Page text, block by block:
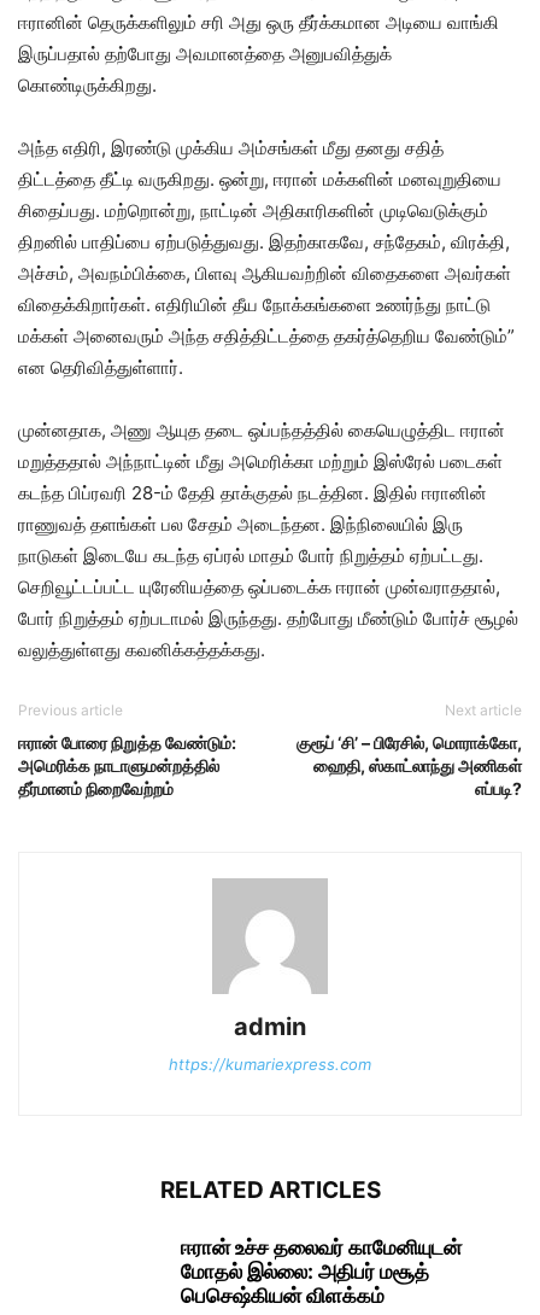
ஈரானின் தெருக்களிலும் சரி அது ஒரு தீர்க்கமான அடியை வாங்கி
இருப்பதால் தற்போது அவமானத்தை அனுபவித்துக்
கொண்டிருக்கிறது.
அந்த எதிரி, இரண்டு முக்கிய அம்சங்கள் மீது தனது சதித்
திட்டத்தை தீட்டி வருகிறது. ஒன்று, ஈரான் மக்களின் மனவுறுதியை
சிதைப்பது. மற்றொன்று, நாட்டின் அதிகாரிகளின் முடிவெடுக்கும்
திறனில் பாதிப்பை ஏற்படுத்துவது. இதற்காகவே, சந்தேகம், விரக்தி,
அச்சம், அவநம்பிக்கை, பிளவு ஆகியவற்றின் விதைகளை அவர்கள்
விதைக்கிறார்கள். எதிரியின் தீய நோக்கங்களை உணர்ந்து நாட்டு
மக்கள் அனைவரும் அந்த சதித்திட்டத்தை தகர்த்தெறிய வேண்டும்”
என தெரிவித்துள்ளார்.
முன்னதாக, அணு ஆயுத தடை ஒப்​பந்​தத்​தில் கையெழுத்திட ஈரான்
மறுத்ததால் அந்​நாட்​டின் மீது அமெரிக்கா மற்​றும் இஸ்​ரேல் படைகள்
கடந்த பிப்​ர​வரி 28-ம் தேதி தாக்​குதல் நடத்​தின. இதில் ஈரானின்
ராணுவத் தளங்​கள் பல சேதம் அடைந்​தன. இந்​நிலை​யில் இரு
நாடுகள் இடையே கடந்த ஏப்​ரல் மாதம் போர் நிறுத்​தம் ஏற்பட்​டது.
செறிவூட்​டப்​பட்ட யுரேனி​யத்தை ஒப்​படைக்க ஈரான் முன்​வ​ராத​தால்,
போர் நிறுத்​தம் ஏற்​ப​டா​மல் இருந்தது. தற்போது மீண்டும் போர்ச் சூழல்
வலுத்துள்ளது கவனிக்கத்தக்கது.
Previous article
ஈரான் போரை நிறுத்த வேண்டும்:
அமெரிக்க நாடாளுமன்றத்தில்
தீர்மானம் நிறைவேற்றம்
Next article
குரூப் ‘சி’ – பிரேசில், மொராக்கோ,
ஹைதி, ஸ்காட்லாந்து அணிகள்
எப்படி?
admin
https://kumariexpress.com
RELATED ARTICLES
ஈரான் உச்ச தலை​வர் காமேனியுடன்
மோதல் இல்லை: அதிபர் மசூத்
பெசெஷ்கியன் விளக்கம்